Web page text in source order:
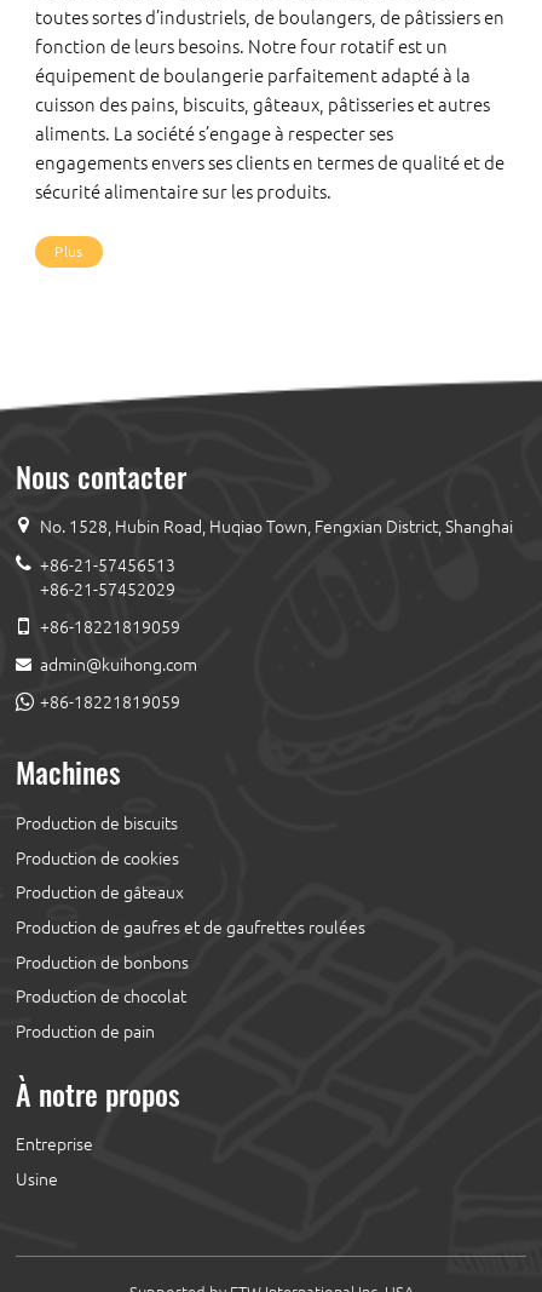
toutes sortes d’industriels, de boulangers, de pâtissiers en
fonction de leurs besoins. Notre four rotatif est un
équipement de boulangerie parfaitement adapté à la
cuisson des pains, biscuits, gâteaux, pâtisseries et autres
aliments. La société s’engage à respecter ses
engagements envers ses clients en termes de qualité et de
sécurité alimentaire sur les produits.
Plus
Nous contacter
No. 1528, Hubin Road, Huqiao Town, Fengxian District, Shanghai
+86-21-57456513
+86-21-57452029
+86-18221819059
admin@kuihong.com
+86-18221819059
Machines
Production de biscuits
Production de cookies
Production de gâteaux
Production de gaufres et de gaufrettes roulées
Production de bonbons
Production de chocolat
Production de pain
À notre propos
Entreprise
Usine